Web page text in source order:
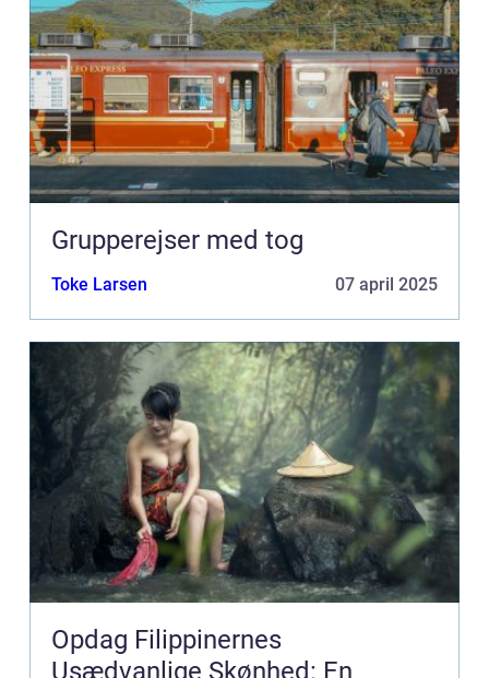
Grupperejser med tog
Toke Larsen 07 april 2025
Opdag Filippinernes
Usædvanlige Skønhed: En